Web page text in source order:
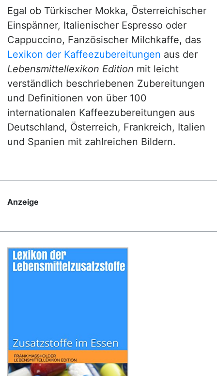
Egal ob Türkischer Mokka, Österreichischer
Einspänner, Italienischer Espresso oder
Cappuccino, Fanzösischer Milchkaffe, das
Lexikon der Kaffeezubereitungen aus der
Lebensmittellexikon Edition mit leicht
verständlich beschriebenen Zubereitungen
und Definitionen von über 100
internationalen Kaffeezubereitungen aus
Deutschland, Österreich, Frankreich, Italien
und Spanien mit zahlreichen Bildern.
Anzeige